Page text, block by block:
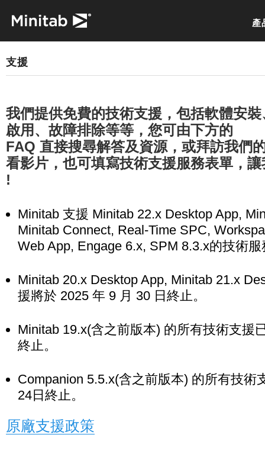
產
支援
我們提供免費的技術支援，包括軟體安
啟用、故障排除等等，您可由下方的
FAQ 直接搜尋解答及資源，或拜訪我們
看影片，也可填寫技術支援服務表單，
!
Minitab 支援 Minitab 22.x Desktop App,
Minitab Connect, Real-Time SPC,
Web App, Engage 6.x, SPM 8.3.x的技術服
Minitab 20.x Desktop App, Minitab 21.x
援將於 2025 年 9 月 30 日終止。
Minitab 19.x(含之前版本) 的所有技術支援
終止。
Companion 5.5.x(含之前版本) 的所有技術
24日終止。
原廠支援政策